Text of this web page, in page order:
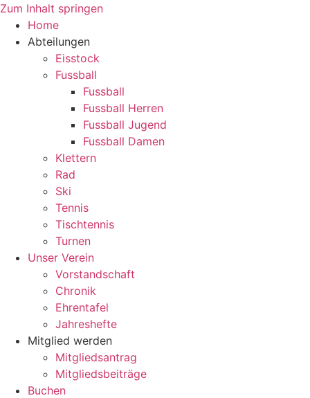
Zum Inhalt springen
Home
Abteilungen
Eisstock
Fussball
Fussball
Fussball Herren
Fussball Jugend
Fussball Damen
Klettern
Rad
Ski
Tennis
Tischtennis
Turnen
Unser Verein
Vorstandschaft
Chronik
Ehrentafel
Jahreshefte
Mitglied werden
Mitgliedsantrag
Mitgliedsbeiträge
Buchen